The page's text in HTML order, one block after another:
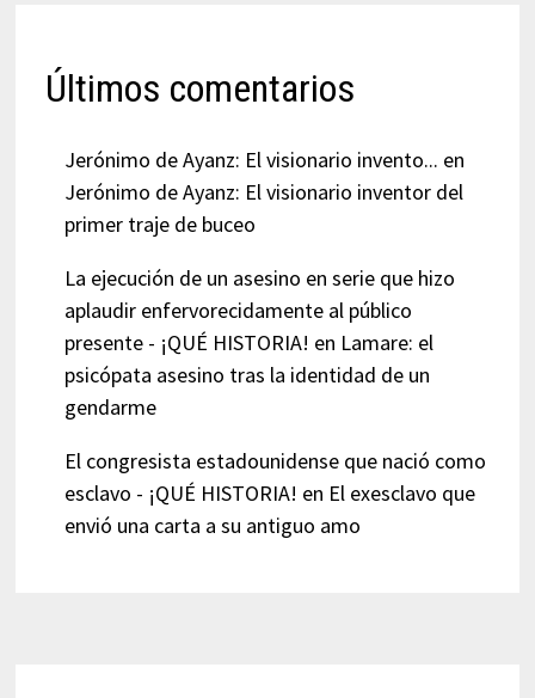
Últimos comentarios
Jerónimo de Ayanz: El visionario invento... en
Jerónimo de Ayanz: El visionario inventor del
primer traje de buceo
La ejecución de un asesino en serie que hizo
aplaudir enfervorecidamente al público
presente - ¡QUÉ HISTORIA! en Lamare: el
psicópata asesino tras la identidad de un
gendarme
El congresista estadounidense que nació como
esclavo - ¡QUÉ HISTORIA! en El exesclavo que
envió una carta a su antiguo amo